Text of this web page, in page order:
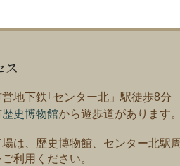
ス
地下鉄｢センター北」駅徒歩8分
史博物館から遊歩道があります。
は、歴史博物館、センター北駅
利用ください。